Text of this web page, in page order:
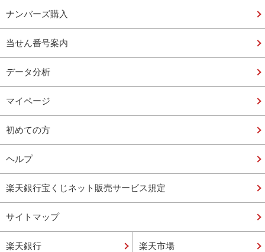
ナンバーズ購入
当せん番号案内
データ分析
マイページ
初めての方
ヘルプ
楽天銀行宝くじネット販売サービス規定
サイトマップ
楽天銀行 楽天市場